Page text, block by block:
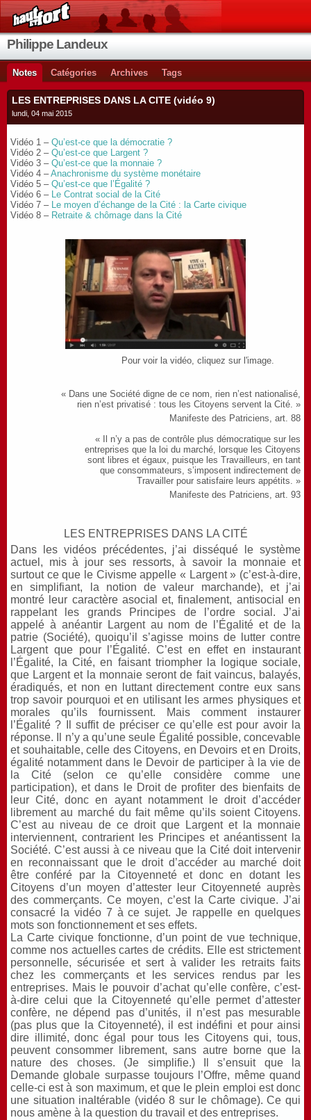
Philippe Landeux
Notes Catégories Archives Tags
LES ENTREPRISES DANS LA CITE (vidéo 9)
lundi, 04 mai 2015
Vidéo 1 – Qu’est-ce que la démocratie ?
Vidéo 2 – Qu’est-ce que Largent ?
Vidéo 3 – Qu’est-ce que la monnaie ?
Vidéo 4 – Anachronisme du système monétaire
Vidéo 5 – Qu’est-ce que l’Égalité ?
Vidéo 6 – Le Contrat social de la Cité
Vidéo 7 – Le moyen d’échange de la Cité : la Carte civique
Vidéo 8 – Retraite & chômage dans la Cité
                                        Pour voir la vidéo, cliquez sur l'image.
« Dans une Société digne de ce nom, rien n’est nationalisé,
rien n’est privatisé : tous les Citoyens servent la Cité. »
Manifeste des Patriciens, art. 88
« Il n’y a pas de contrôle plus démocratique sur les
entreprises que la loi du marché, lorsque les Citoyens
sont libres et égaux, puisque les Travailleurs, en tant
que consommateurs, s’imposent indirectement de
Travailler pour satisfaire leurs appétits. »
Manifeste des Patriciens, art. 93
LES ENTREPRISES DANS LA CITÉ
Dans les vidéos précédentes, j’ai disséqué le système
actuel, mis à jour ses ressorts, à savoir la monnaie et
surtout ce que le Civisme appelle « Largent » (c’est-à-dire,
en simplifiant, la notion de valeur marchande), et j’ai
montré leur caractère asocial et, finalement, antisocial en
rappelant les grands Principes de l’ordre social. J’ai
appelé à anéantir Largent au nom de l’Égalité et de la
patrie (Société), quoiqu’il s’agisse moins de lutter contre
Largent que pour l’Égalité. C’est en effet en instaurant
l’Égalité, la Cité, en faisant triompher la logique sociale,
que Largent et la monnaie seront de fait vaincus, balayés,
éradiqués, et non en luttant directement contre eux sans
trop savoir pourquoi et en utilisant les armes physiques et
morales qu’ils fournissent. Mais comment instaurer
l’Égalité ? Il suffit de préciser ce qu’elle est pour avoir la
réponse. Il n’y a qu’une seule Égalité possible, concevable
et souhaitable, celle des Citoyens, en Devoirs et en Droits,
égalité notamment dans le Devoir de participer à la vie de
la Cité (selon ce qu’elle considère comme une
participation), et dans le Droit de profiter des bienfaits de
leur Cité, donc en ayant notamment le droit d’accéder
librement au marché du fait même qu’ils soient Citoyens.
C’est au niveau de ce droit que Largent et la monnaie
interviennent, contrarient les Principes et anéantissent la
Société. C’est aussi à ce niveau que la Cité doit intervenir
en reconnaissant que le droit d’accéder au marché doit
être conféré par la Citoyenneté et donc en dotant les
Citoyens d’un moyen d’attester leur Citoyenneté auprès
des commerçants. Ce moyen, c’est la Carte civique. J’ai
consacré la vidéo 7 à ce sujet. Je rappelle en quelques
mots son fonctionnement et ses effets.
La Carte civique fonctionne, d’un point de vue technique,
comme nos actuelles cartes de crédits. Elle est strictement
personnelle, sécurisée et sert à valider les retraits faits
chez les commerçants et les services rendus par les
entreprises. Mais le pouvoir d’achat qu’elle confère, c’est-
à-dire celui que la Citoyenneté qu’elle permet d’attester
confère, ne dépend pas d’unités, il n’est pas mesurable
(pas plus que la Citoyenneté), il est indéfini et pour ainsi
dire illimité, donc égal pour tous les Citoyens qui, tous,
peuvent consommer librement, sans autre borne que la
nature des choses. (Je simplifie.) Il s’ensuit que la
Demande globale surpasse toujours l’Offre, même quand
celle-ci est à son maximum, et que le plein emploi est donc
une situation inaltérable (vidéo 8 sur le chômage). Ce qui
nous amène à la question du travail et des entreprises.